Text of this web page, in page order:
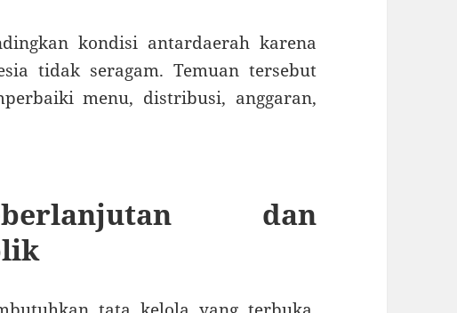
kondisi antardaerah karena
tidak seragam. Temuan tersebut
menu, distribusi, anggaran,
dan